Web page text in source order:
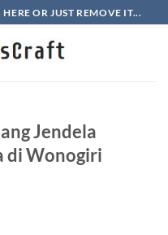
OR JUST REMOVE IT...
Jendela
di Wonogiri